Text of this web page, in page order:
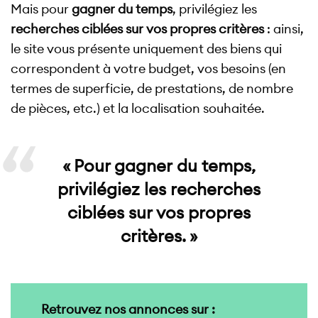
Mais pourgagner du temps, privilégiez les
recherches ciblées sur vos propres critères: ainsi,
le site vous présente uniquement des biens qui
correspondent à votre budget, vos besoins (en
termes de superficie, de prestations, de nombre
de pièces, etc.) et la localisation souhaitée.
« Pour gagner du temps,
privilégiez les recherches
ciblées sur vos propres
critères. »
Retrouvez nos annonces sur :